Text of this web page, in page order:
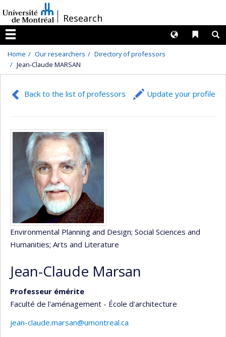
au
contenu
/Research
Menu
Liens
Langues
Home Our researchers
Directory of professors
Jean-Claude MARSAN
Back to the list of professors Update your profile
Environmental Planning and Design; Social Sciences and
Humanities; Arts and Literature
Jean-Claude Marsan
Professeur émérite
Faculté de l'aménagement - École d'architecture
jean-claude.marsan@umontreal.ca